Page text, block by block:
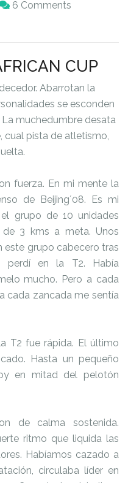
6 Comments
CUP
Abarrotan la
se esconden
La muchedumbre desata
cual pista de atletismo,
fuerza. En mi mente la
de Beijing´08. Es mi
grupo de 10 unidades
3 kms a meta. Unos
este grupo cabecero tras
perdí en la T2. Había
mucho. Pero a cada
cada zancada me sentía
T2 fue rápida. El último
Hasta un pequeño
en mitad del pelotón
de calma sostenida.
ritmo que liquida las
Habíamos cazado a
circulaba líder en